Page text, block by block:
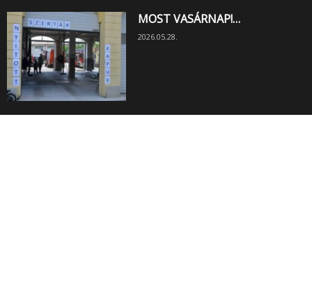
MOST VASÁRNAP!…
2026.05.28.